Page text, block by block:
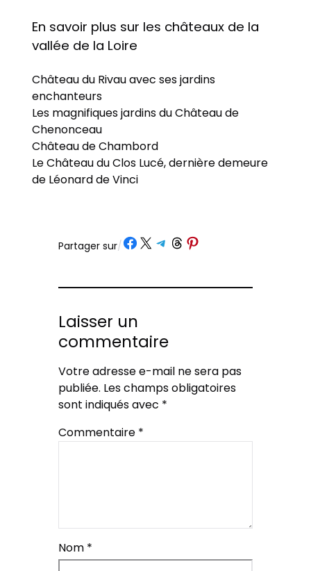
En savoir plus sur les châteaux de la
vallée de la Loire
Château du Rivau avec ses jardins
enchanteurs
Les magnifiques jardins du Château de
Chenonceau
Château de Chambord
Le Château du Clos Lucé, dernière demeure
de Léonard de Vinci
Partager sur/ Partager sur Facebook
Partager sur X Partager sur Telegram
Partager sur Threads
Partager sur Pinterest
Laisser un
commentaire
Votre adresse e-mail ne sera pas
publiée. Les champs obligatoires
sont indiqués avec *
Commentaire *
Nom *